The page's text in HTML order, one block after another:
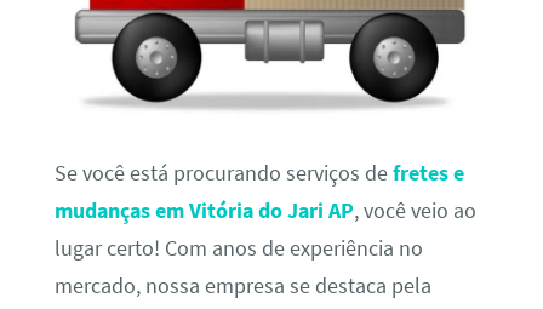
Se você está procurando serviços defretes e
mudanças em Vitória do Jari AP, você veio ao
lugar certo! Com anos de experiência no
mercado, nossa empresa se destaca pela